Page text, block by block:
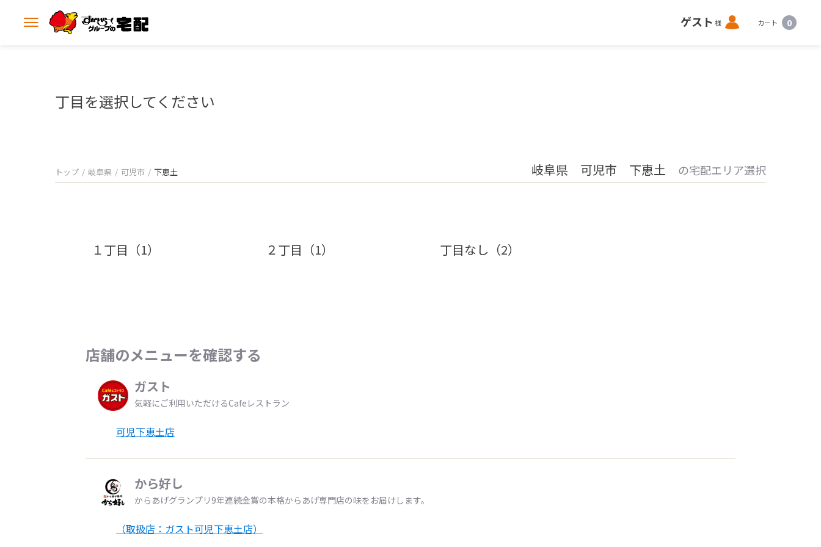
メ
ゲスト 様 ロ
グ
カート 0
丁目を選択してください
トップ 岐阜県 可児市 下恵土 岐阜県 可児市 下恵土 の宅配エリア選択
１丁目（1） ２丁目（1） 丁目なし（2）
店舗のメニューを確認する
ガスト
気軽にご利用いただけるCafeレストラン
可児下恵土店
から好し
からあげグランプリ9年連続金賞の本格からあげ専門店の味をお届けします。
（取扱店：ガスト可児下恵土店）